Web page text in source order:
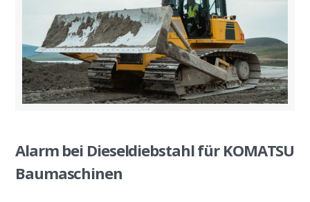
Alarm bei Dieseldiebstahl für KOMATSU
Baumaschinen